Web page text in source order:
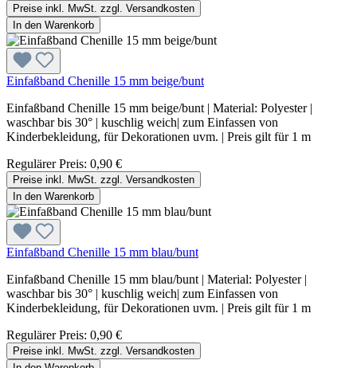
Preise inkl. MwSt. zzgl. Versandkosten
In den Warenkorb
Einfaßband Chenille 15 mm beige/bunt
Einfaßband Chenille 15 mm beige/bunt | Material: Polyester |
waschbar bis 30° | kuschlig weich| zum Einfassen von
Kinderbekleidung, für Dekorationen uvm. | Preis gilt für 1 m
Regulärer Preis: 0,90 €
Preise inkl. MwSt. zzgl. Versandkosten
In den Warenkorb
Einfaßband Chenille 15 mm blau/bunt
Einfaßband Chenille 15 mm blau/bunt | Material: Polyester |
waschbar bis 30° | kuschlig weich| zum Einfassen von
Kinderbekleidung, für Dekorationen uvm. | Preis gilt für 1 m
Regulärer Preis: 0,90 €
Preise inkl. MwSt. zzgl. Versandkosten